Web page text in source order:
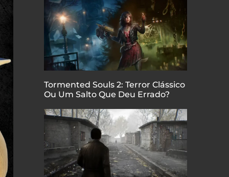
Tormented Souls 2: Terror Clássico
Ou Um Salto Que Deu Errado?